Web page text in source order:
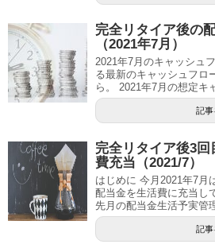
完全リタイア後の
（2021年7月）
2021年7月のキャッシュ
る最新のキャッシュフロ
ら。 2021年7月の想定キ
記事
完全リタイア後3
費充当（2021/7）
はじめに 今月2021年7月
配当金を生活費に充当し
先月の配当金生活予実管
記事